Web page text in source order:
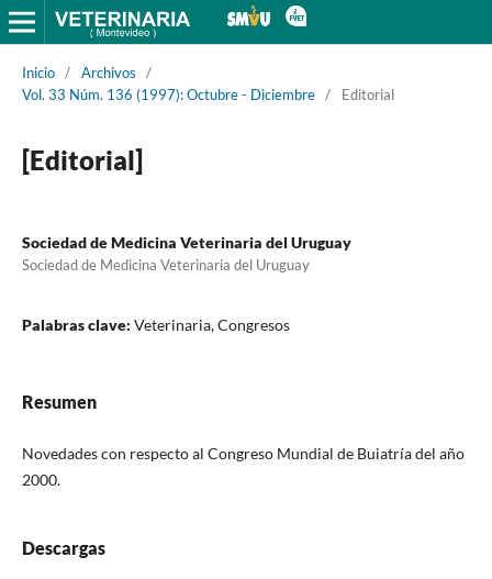
Inicio / Archivos
/
Vol. 33 Núm. 136 (1997): Octubre - Diciembre / Editorial
[Editorial]
Sociedad de Medicina Veterinaria del Uruguay
Sociedad de Medicina Veterinaria del Uruguay
Palabras clave: Veterinaria, Congresos
Resumen
Novedades con respecto al Congreso Mundial de Buiatría del año
2000.
Descargas